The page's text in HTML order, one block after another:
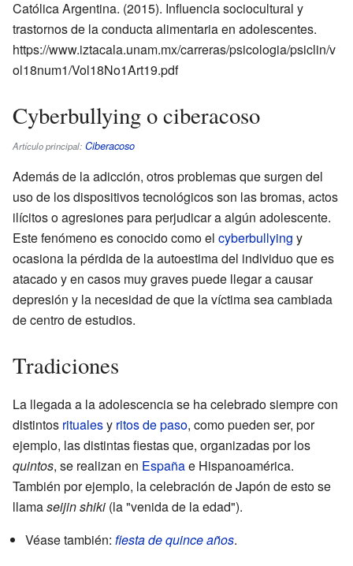
Católica Argentina. (2015). Influencia sociocultural y
trastornos de la conducta alimentaria en adolescentes.
https://www.iztacala.unam.mx/carreras/psicologia/psiclin/v
ol18num1/Vol18No1Art19.pdf
Cyberbullying o ciberacoso
Artículo principal: Ciberacoso
Además de la adicción, otros problemas que surgen del
uso de los dispositivos tecnológicos son las bromas, actos
ilícitos o agresiones para perjudicar a algún adolescente.
Este fenómeno es conocido como el cyberbullying y
ocasiona la pérdida de la autoestima del individuo que es
atacado y en casos muy graves puede llegar a causar
depresión y la necesidad de que la víctima sea cambiada
de centro de estudios.
Tradiciones
La llegada a la adolescencia se ha celebrado siempre con
distintos ritualesy ritos de paso, como pueden ser, por
ejemplo, las distintas fiestas que, organizadas por los
quintos, se realizan en Españae Hispanoamérica.
También por ejemplo, la celebración de Japón de esto se
llamaseijin shiki (la "venida de la edad").
Véase también: fiesta de quince años.